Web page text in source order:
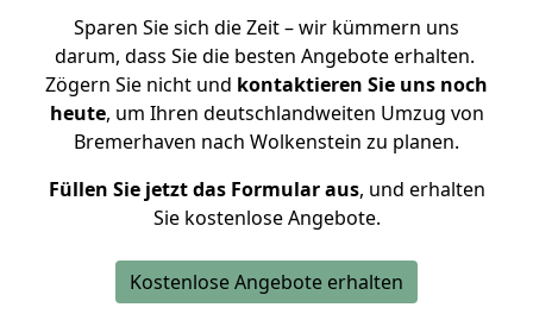
Sparen Sie sich die Zeit – wir kümmern uns
darum, dass Sie die besten Angebote erhalten.
Zögern Sie nicht und kontaktieren Sie uns noch
heute, um Ihren deutschlandweiten Umzug von
Bremerhaven nach Wolkenstein zu planen.
Füllen Sie jetzt das Formular aus, und erhalten
Sie kostenlose Angebote.
Kostenlose Angebote erhalten